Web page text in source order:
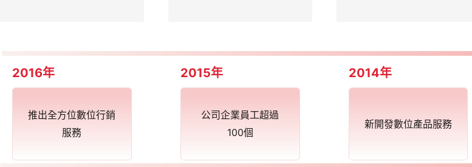
2016年
推出全方位數位行銷
服務
2015年
公司企業員工超過
100個
2014年
新開發數位產品服務